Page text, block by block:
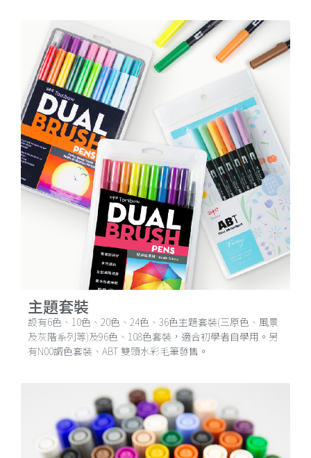
主題套裝
設有6色、10色、20色、24色、36色主題套裝(三原色、風景
及灰階系列等)及96色、108色套裝，適合初學者自學用。另
有N00調色套裝、ABT 雙頭水彩毛筆發售。